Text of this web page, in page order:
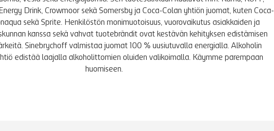
Drink, Crowmoor sekä Somersby ja Coca-Colan yhtiön juomat, kuten Coca-
sekä Sprite. Henkilöstön monimuotoisuus, vuorovaikutus asiakkaiden ja
kanssa sekä vahvat tuotebrändit ovat kestävän kehityksen edistämisen
Sinebrychoff valmistaa juomat 100 % uusiutuvalla energialla. Alkoholin
edistää laajalla alkoholittomien oluiden valikoimalla. Käymme parempaan
huomiseen.